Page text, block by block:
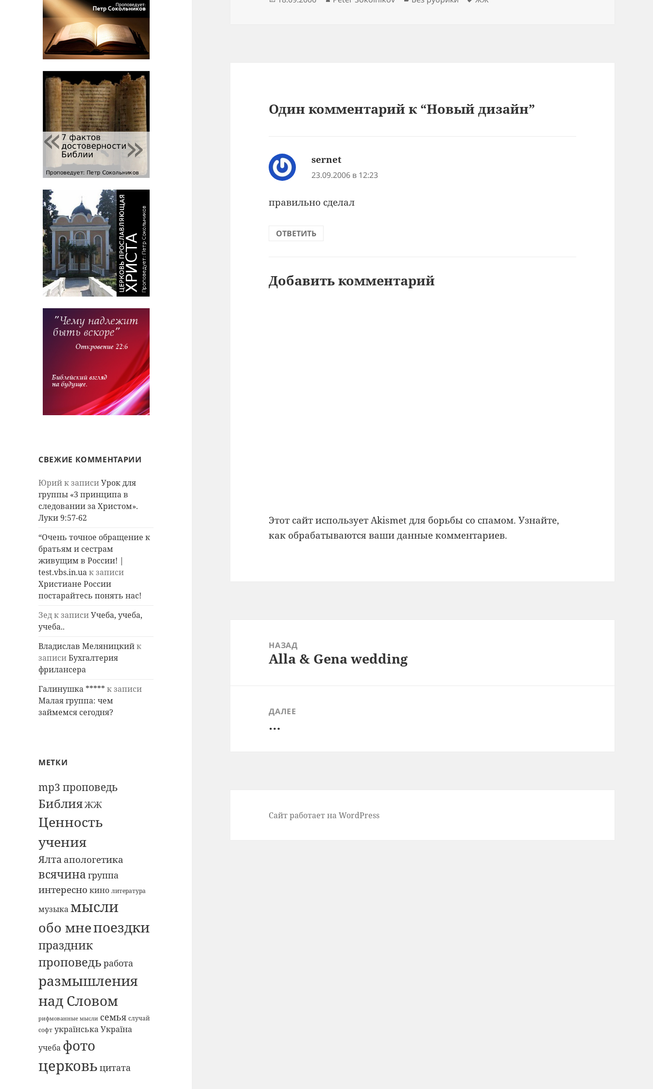
СВЕЖИЕ КОММЕНТАРИИ
Юрийк записиУрок для
группы «3 принципа в
следовании за Христом».
Луки 9:57-62
“Очень точное обращение к
братьям и сестрам
живущим в России! |
test.vbs.in.uaк записи
Христиане России
постарайтесь понять нас!
Зедк записиУчеба, учеба,
учеба..
Владислав Меляницкийк
записиБухгалтерия
фрилансера
Галинушка ***** к записи
Малая группа: чем
займемся сегодня?
МЕТКИ
mp3 проповедь
БиблияЖЖ
Ценность
учения
Ялтаапологетика
всячина группа
интересно кино литература
музыкамысли
обо мнепоездки
праздник
проповедь работа
размышления
над Словом
рифмованные мысли семья случай
софт українська Україна
учеба фото
церковь цитата
Один комментарий к “Новый дизайн”
sernet
23.09.2006 в 12:23
правильно сделал
ОТВЕТИТЬ
Добавить комментарий
Этот сайт использует Akismet для борьбы со спамом.Узнайте,
как обрабатываются ваши данные комментариев.
записям
НАЗАД
Предыдущая
Alla & Gena wedding
ДАЛЕЕ
…
Сайт работает на WordPress